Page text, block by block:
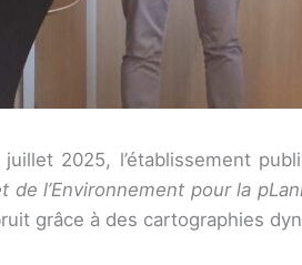
2025, l’établissement
de l’Environnement pour la
grâce à des cartographies